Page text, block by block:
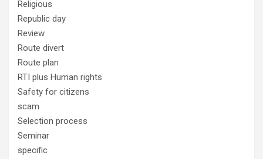
Religious
Republic day
Review
Route divert
Route plan
RTI plus Human rights
Safety for citizens
scam
Selection process
Seminar
specific